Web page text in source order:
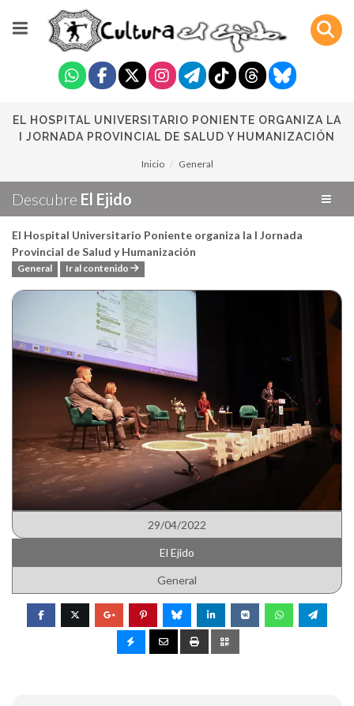
EL HOSPITAL UNIVERSITARIO PONIENTE ORGANIZA LA
I JORNADA PROVINCIAL DE SALUD Y HUMANIZACIÓN
Inicio General
Descubre El Ejido
El Hospital Universitario Poniente organiza la I Jornada
Provincial de Salud y Humanización
General Ir al contenido
29/04/2022
El Ejido
General